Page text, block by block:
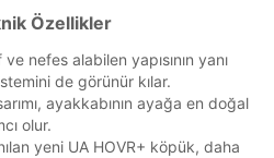
Özellikler
nefes alabilen yapısının yanı
de görünür kılar.
ayakkabının ayağa en doğal
olur.
yeni UA HOVR+ köpük, daha
TABLOSU
göster